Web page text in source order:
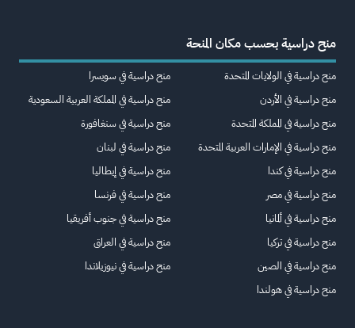
منح دراسية بحسب مكان المنحة
منح دراسية في الولايات المتحدة
منح دراسية في الأردن
منح دراسية في المملكة المتحدة
منح دراسية في الإمارات العربية المتحدة
منح دراسية في كندا
منح دراسية في مصر
منح دراسية في ألمانيا
منح دراسية في تركيا
منح دراسية في الصين
منح دراسية في هولندا
منح دراسية في سويسرا
منح دراسية في المملكة العربية السعودية
منح دراسية في سنغافورة
منح دراسية في لبنان
منح دراسية في إيطاليا
منح دراسية في فرنسا
منح دراسية في جنوب أفريقيا
منح دراسية في العراق
منح دراسية في نيوزيلاندا